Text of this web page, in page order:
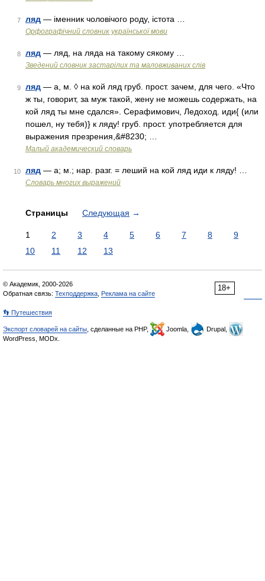
7 ляд — іменник чоловічого роду, істота …
Орфографічний словник української мови
8 ляд — ляд, на ляда на такому сякому …
Зведений словник застарілих та маловживаних слів
9 ляд — а, м. ◊ на кой ляд груб. прост. зачем, для чего. «Что
ж ты, говорит, за муж такой, жену не можешь содержать, на
кой ляд ты мне сдался». Серафимович, Ледоход. иди{ (или
пошел, ну тебя)} к ляду! груб. прост. употребляется для
выражения презрения,&#8230; …
Малый академический словарь
10 ляд — а; м.; нар. разг. = леший на кой ляд иди к ляду! …
Словарь многих выражений
Страницы Следующая →
1 2 3 4 5 6 7 8
9
10
11 12 13
18+
© Академик, 2000-2026
Обратная связь: Техподдержка Реклама на сайте
👣 Путешествия
Экспорт словарей на сайты , сделанные на PHP, Joomla,
Drupal,
WordPress, MODx.